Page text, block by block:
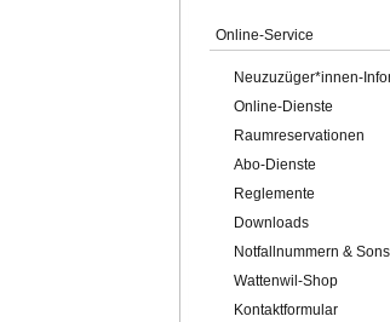
Online-Service
Neuzuzüger*innen-
Online-Dienste
Raumreservationen
Abo-Dienste
Reglemente
Downloads
Notfallnummern &
Wattenwil-Shop
Kontaktformular